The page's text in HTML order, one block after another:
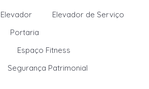
Elevador
Elevador de Serviço
Portaria
Espaço Fitness
Segurança Patrimonial